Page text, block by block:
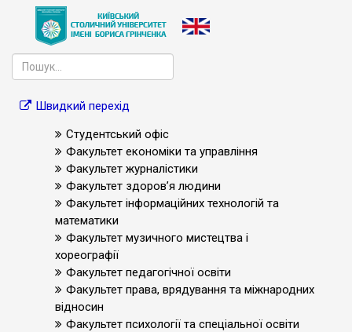
Швидкий перехід
Студентський офіс
Факультет економіки та управління
Факультет журналістики
Факультет здоров’я людини
Факультет інформаційних технологій та
математики
Факультет музичного мистецтва і
хореографії
Факультет педагогічної освіти
Факультет права, врядування та міжнародних
відносин
Факультет психології та спеціальної освіти